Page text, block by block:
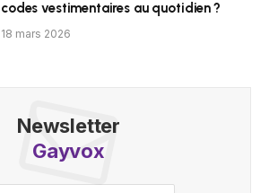
codes vestimentaires au quotidien ?
18 mars 2026
Newsletter
Gayvox